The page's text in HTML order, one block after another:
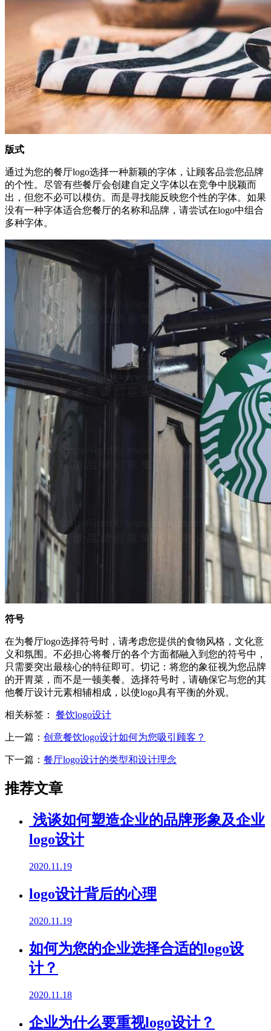
版式
通过为您的餐厅logo选择一种新颖的字体，让顾客品尝您品牌
的个性。尽管有些餐厅会创建自定义字体以在竞争中脱颖而
出，但您不必可以模仿。而是寻找能反映您个性的字体。如果
没有一种字体适合您餐厅的名称和品牌，请尝试在logo中组合
多种字体。
符号
在为餐厅logo选择符号时，请考虑您提供的食物风格，文化意
义和氛围。不必担心将餐厅的各个方面都融入到您的符号中，
只需要突出最核心的特征即可。切记：将您的象征视为您品牌
的开胃菜，而不是一顿美餐。选择符号时，请确保它与您的其
他餐厅设计元素相辅相成，以使logo具有平衡的外观。
相关标签： 餐饮logo设计
上一篇： 创意餐饮logo设计如何为您吸引顾客？
下一篇： 餐厅logo设计的类型和设计理念
推荐文章
浅谈如何塑造企业的品牌形象及企业
logo设计
2020.11.19
logo设计背后的心理
2020.11.19
如何为您的企业选择合适的logo设
计？
2020.11.18
企业为什么要重视logo设计？